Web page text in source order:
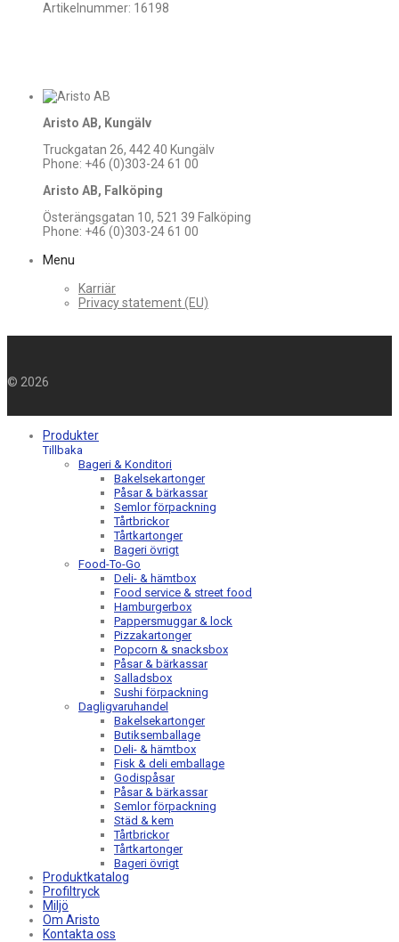
Artikelnummer: 16198
Aristo AB, Kungälv
Truckgatan 26, 442 40 Kungälv
Phone: +46 (0)303-24 61 00
Aristo AB, Falköping
Österängsgatan 10, 521 39 Falköping
Phone: +46 (0)303-24 61 00
Menu
Karriär
Privacy statement (EU)
© 2026
Produkter
Tillbaka
Bageri & Konditori
Bakelsekartonger
Påsar & bärkassar
Semlor förpackning
Tårtbrickor
Tårtkartonger
Bageri övrigt
Food-To-Go
Deli- & hämtbox
Food service & street food
Hamburgerbox
Pappersmuggar & lock
Pizzakartonger
Popcorn & snacksbox
Påsar & bärkassar
Salladsbox
Sushi förpackning
Dagligvaruhandel
Bakelsekartonger
Butiksemballage
Deli- & hämtbox
Fisk & deli emballage
Godispåsar
Påsar & bärkassar
Semlor förpackning
Städ & kem
Tårtbrickor
Tårtkartonger
Bageri övrigt
Produktkatalog
Profiltryck
Miljö
Om Aristo
Kontakta oss